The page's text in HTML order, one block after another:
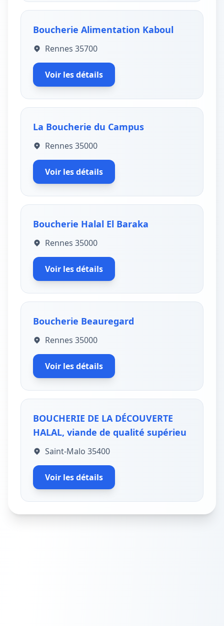
Boucherie Alimentation Kaboul
Rennes 35700
Voir les détails
La Boucherie du Campus
Rennes 35000
Voir les détails
Boucherie Halal El Baraka
Rennes 35000
Voir les détails
Boucherie Beauregard
Rennes 35000
Voir les détails
BOUCHERIE DE LA DÉCOUVERTE
HALAL, viande de qualité supérieu
Saint-Malo 35400
Voir les détails